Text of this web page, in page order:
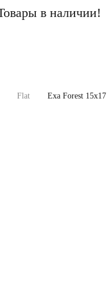
в наличии!
Flat Exa Forest 15x17